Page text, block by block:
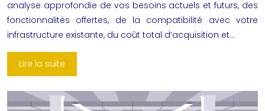
analyse approfondie de vos besoins actuels et futurs, des
fonctionnalités offertes, de la compatibilité avec votre
infrastructure existante, du coût total d’acquisition et…
Lire la suite